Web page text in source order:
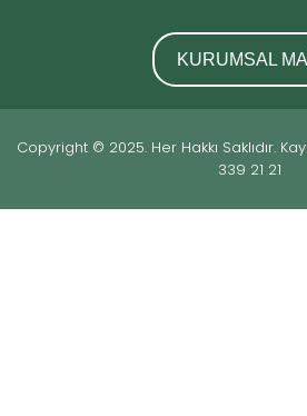
KURUMSAL
Copyright © 2025. Her Hakkı Saklıdır.
339 21 21